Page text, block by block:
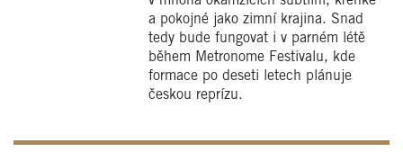
a pokojné jako zimní krajina. Snad
tedy bude fungovat i v parném létě
během Metronome Festivalu, kde
formace po deseti letech plánuje
českou reprízu.